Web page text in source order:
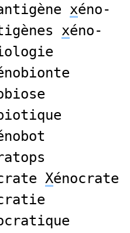
xéno-
xéno-
Xénocrate